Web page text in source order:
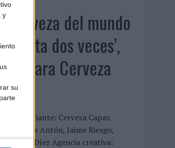
y
su
cerveza del mundo
dos veces’,
para Cerveza
Anunciante: Cerveza Capaz
Carlos Antón, Jaime Riesgo,
y Nacho Díez Agencia creativa: